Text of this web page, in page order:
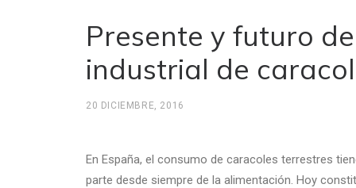
Presente y futuro
industrial de
20 DICIEMBRE, 2016
En España, el consumo de caracoles terrestres
parte desde siempre de la alimentación. Hoy